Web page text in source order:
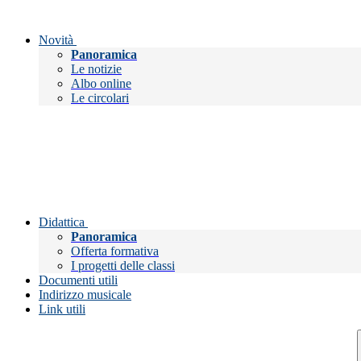
Novità
Panoramica
Le notizie
Albo online
Le circolari
Didattica
Panoramica
Offerta formativa
I progetti delle classi
Documenti utili
Indirizzo musicale
Link utili